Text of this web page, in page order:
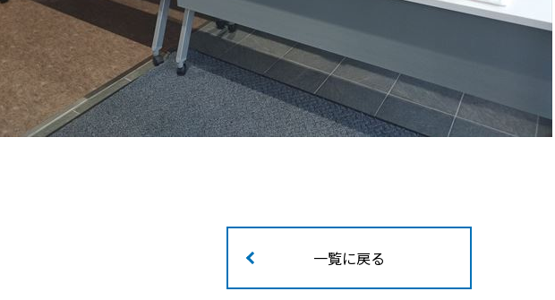
一覧に戻る